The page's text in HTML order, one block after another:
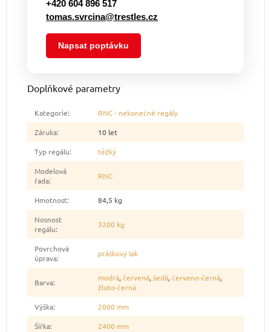
+420 604 896 517
tomas.svrcina@trestles.cz
Napsat poptávku
Doplňkové parametry
Kategorie:
RNC - nekonečné regály
Záruka:
10 let
Typ regálu:
těžký
Modelová
řada: RNC
Hmotnost:
84,5 kg
Nosnost
regálu: 3200 kg
Povrchová
úprava: práškový lak
Barva: modrá, červená, šedá, červeno-černá,
žluto-černá
Výška:
2000 mm
Šířka:
2400 mm